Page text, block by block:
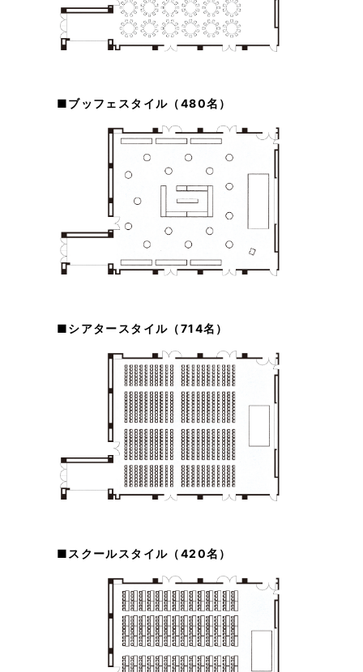
■ブッフェスタイル（480名）
■シアタースタイル（714名）
■スクールスタイル（420名）